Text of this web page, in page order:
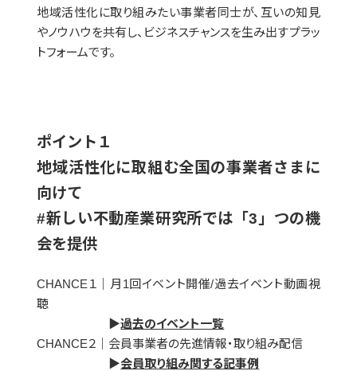
地域活性化に取り組みたい事業者同士が、互いの知見
やノウハウを共有し、ビジネスチャンスを生み出すプラッ
トフォームです。
ポイント１
地域活性化に取組む全国の事業者さまに
向けて
#新しい不動産業研究所では「3」つの機
会を提供
CHANCE１｜月1回イベント開催/過去イベント動画視
聴
▶過去のイベント一覧
CHANCE２｜会員事業者の先進情報・取り組み配信
▶会員取り組み関する記事例